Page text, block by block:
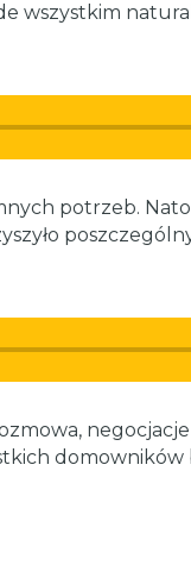
wszystkim
potrzeb.
domowników